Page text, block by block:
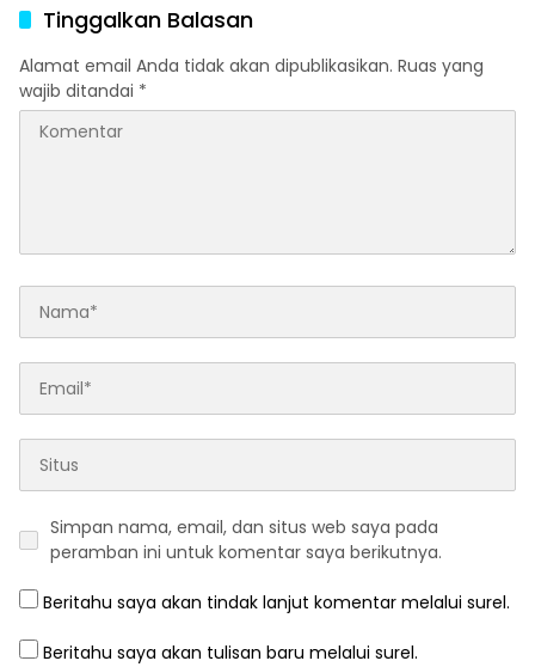
Tinggalkan Balasan
Alamat email Anda tidak akan dipublikasikan. Ruas yang
wajib ditandai *
Simpan nama, email, dan situs web saya pada
peramban ini untuk komentar saya berikutnya.
Beritahu saya akan tindak lanjut komentar melalui surel.
Beritahu saya akan tulisan baru melalui surel.